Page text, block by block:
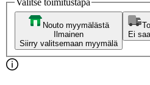
Valitse toimitustapa
Nouto myymälästä
Ilmainen
Siirry valitsemaan myymälä
Ei